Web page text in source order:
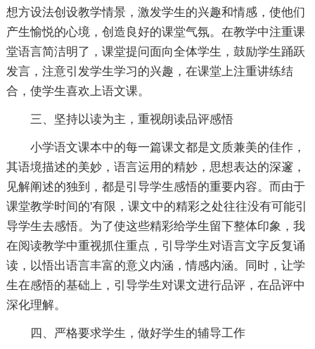
想方设法创设教学情景，激发学生的兴趣和情感，使他们
产生愉悦的心境，创造良好的课堂气氛。在教学中注重课
堂语言简洁明了，课堂提问面向全体学生，鼓励学生踊跃
发言，注意引发学生学习的兴趣，在课堂上注重讲练结
合，使学生喜欢上语文课。
三、坚持以读为主，重视朗读品评感悟
小学语文课本中的每一篇课文都是文质兼美的佳作，
其语境描述的美妙，语言运用的精妙，思想表达的深邃，
见解阐述的独到，都是引导学生感悟的重要内容。而由于
课堂教学时间的'有限，课文中的精彩之处往往没有可能引
导学生去感悟。为了使这些精彩给学生留下整体印象，我
在阅读教学中重视抓住重点，引导学生对语言文字反复诵
读，以悟出语言丰富的意义内涵，情感内涵。同时，让学
生在感悟的基础上，引导学生对课文进行品评，在品评中
深化理解。
四、严格要求学生，做好学生的辅导工作